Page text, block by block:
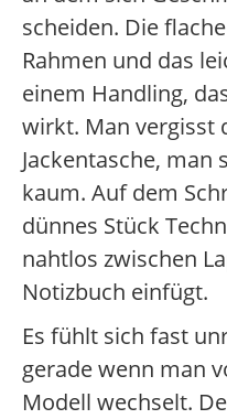
scheiden. Die
Rahmen und das
einem Handling,
wirkt. Man vergisst
Jackentasche, man
kaum. Auf dem
dünnes Stück
nahtlos zwischen
Notizbuch einfügt.
Es fühlt sich fast
gerade wenn man
Modell wechselt.